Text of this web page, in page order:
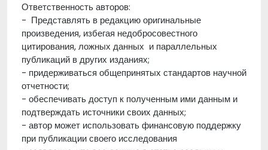
Ответственность авторов:
- Представлять в редакцию оригинальные
произведения, избегая недобросовестного
цитирования, ложных данных и параллельных
публикаций в других изданиях;
- придерживаться общепринятых стандартов научной
отчетности;
- обеспечивать доступ к полученным ими данным и
подтверждать источники своих данных;
- автор может использовать финансовую поддержку
при публикации своего исследования